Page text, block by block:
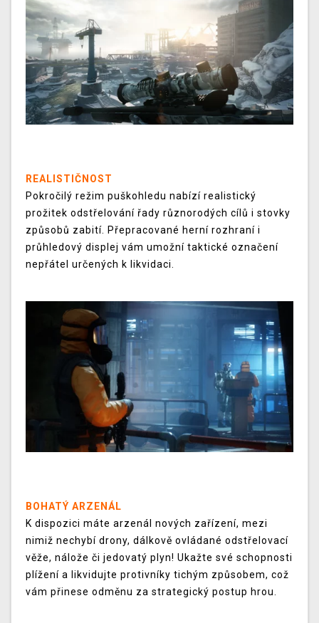
REALISTIČNOST
Pokročilý režim puškohledu nabízí realistický
prožitek odstřelování řady různorodých cílů i stovky
způsobů zabití. Přepracované herní rozhraní i
průhledový displej vám umožní taktické označení
nepřátel určených k likvidaci.
BOHATÝ ARZENÁL
K dispozici máte arzenál nových zařízení, mezi
nimiž nechybí drony, dálkově ovládané odstřelovací
věže, nálože či jedovatý plyn! Ukažte své schopnosti
plížení a likvidujte protivníky tichým způsobem, což
vám přinese odměnu za strategický postup hrou.